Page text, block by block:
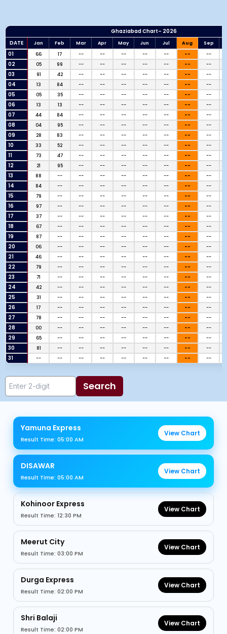
Ghaziabad Chart– 2026
DATE
Jan Feb Mar Apr May Jun Jul Aug Sep
01 66 17 -- -- -- -- -- -- --
02 05 99 -- -- -- -- -- -- --
03 91 42 -- -- -- -- -- -- --
04 13 84 -- -- -- -- -- -- --
05 05 35 -- -- -- -- -- -- --
06 13 13 -- -- -- -- -- -- --
07 44 84 -- -- -- -- -- -- --
08 04 95 -- -- -- -- -- -- --
09 28 83 -- -- -- -- -- -- --
10 33 52 -- -- -- -- -- -- --
11 73 47 -- -- -- -- -- -- --
12 21 95 -- -- -- -- -- -- --
13 88 -- -- -- -- -- -- -- --
14 84 -- -- -- -- -- -- -- --
15 79 -- -- -- -- -- -- -- --
16 97 -- -- -- -- -- -- -- --
17 37 -- -- -- -- -- -- -- --
18 67 -- -- -- -- -- -- -- --
19 87 -- -- -- -- -- -- -- --
20 06 -- -- -- -- -- -- -- --
21 46 -- -- -- -- -- -- -- --
22 79 -- -- -- -- -- -- -- --
23 71 -- -- -- -- -- -- -- --
24 42 -- -- -- -- -- -- -- --
25 31 -- -- -- -- -- -- -- --
26 17 -- -- -- -- -- -- -- --
27 78 -- -- -- -- -- -- -- --
28 00 -- -- -- -- -- -- -- --
29 65 -- -- -- -- -- -- -- --
30 81 -- -- -- -- -- -- -- --
31 -- -- -- -- -- -- -- -- --
Search
Yamuna Express
Result Time: 05:00 AM
View Chart
DISAWAR
Result Time: 05:00 AM
View Chart
Kohinoor Express
Result Time: 12:30 PM
View Chart
Meerut City
Result Time: 03:00 PM
View Chart
Durga Express
Result Time: 02:00 PM
View Chart
Shri Balaji
Result Time: 02:00 PM
View Chart